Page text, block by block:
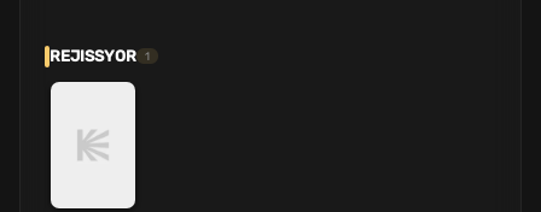
REJISSYOR 1